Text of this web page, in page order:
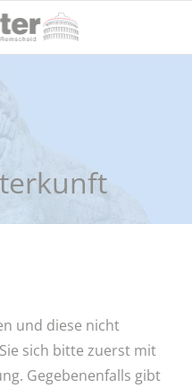
und diese nicht
sich bitte zuerst mit
Gegebenenfalls gibt